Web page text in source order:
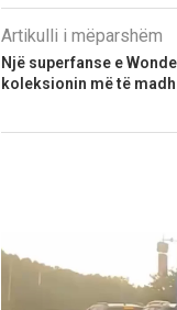
Artikulli i mëparshëm
Një superfanse e
koleksionin më të